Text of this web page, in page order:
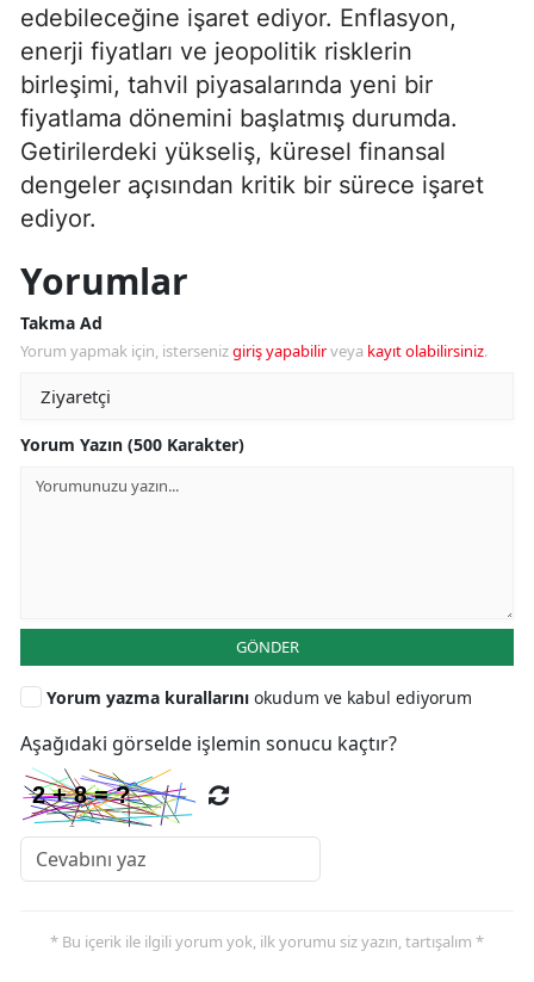
edebileceğine işaret ediyor. Enflasyon,
enerji fiyatları ve jeopolitik risklerin
birleşimi, tahvil piyasalarında yeni bir
fiyatlama dönemini başlatmış durumda.
Getirilerdeki yükseliş, küresel finansal
dengeler açısından kritik bir sürece işaret
ediyor.
Yorumlar
Takma Ad
Yorum yapmak için, istersenizgiriş yapabilirveya kayıt olabilirsiniz.
Yorum Yazın (500 Karakter)
GÖNDER
Yorum yazma kurallarını okudum ve kabul ediyorum
Aşağıdaki görselde işlemin sonucu kaçtır?
* Bu içerik ile ilgili yorum yok, ilk yorumu siz yazın, tartışalım *